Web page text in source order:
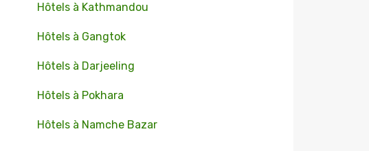
Hôtels à Kathmandou
Hôtels à Gangtok
Hôtels à Darjeeling
Hôtels à Pokhara
Hôtels à Namche Bazar